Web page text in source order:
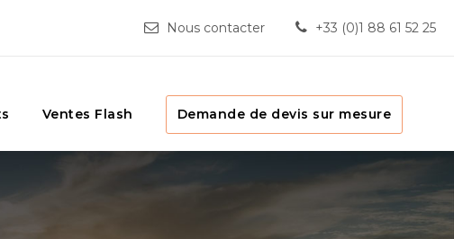
Nous contacter +33 (0)1 88 61 52 25
Ventes Flash Demande de devis sur mesure